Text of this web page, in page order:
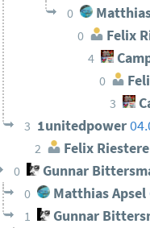
0
0 Felix
4
0
3
3 1unitedpower
2 Felix
0 Gunnar
0 Matthias Apsel
1 Gunnar